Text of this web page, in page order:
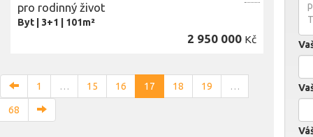
pro rodinný život
Byt 3+1 101m²
2 950 000 Kč
1 … 15 16 17 18 19 …
68